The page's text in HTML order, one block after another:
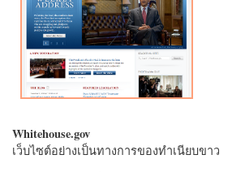
Whitehouse.gov
เว็บไซต์อย่างเป็นทางการของทำเนียบขาว